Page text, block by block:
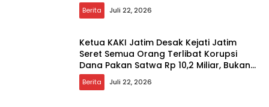
Berita Juli 22, 2026
Ketua KAKI Jatim Desak Kejati Jatim
Seret Semua Orang Terlibat Korupsi
Dana Pakan Satwa Rp 10,2 Miliar, Bukan
Hanya Choirul Anwar
Berita Juli 22, 2026